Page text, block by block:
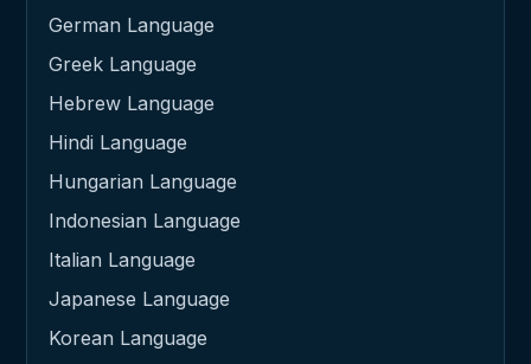
German Language
Greek Language
Hebrew Language
Hindi Language
Hungarian Language
Indonesian Language
Italian Language
Japanese Language
Korean Language